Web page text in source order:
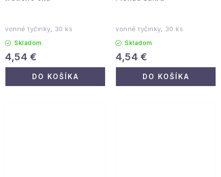
vonné tyčinky, 30 ks
Skladom
4,54 €
DO KOŠÍKA
vonné tyčinky, 30 ks
Skladom
4,54 €
DO KOŠÍKA